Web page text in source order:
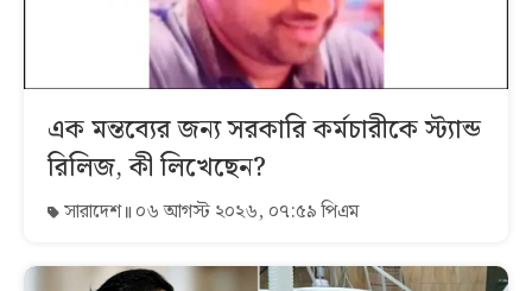
এক মন্তব্যের জন্য সরকারি কর্মচারীকে স্ট্যান্ড
রিলিজ, কী লিখেছেন?
সারাদেশ ০৬ আগস্ট ২০২৬, ০৭:৫৯ পিএম